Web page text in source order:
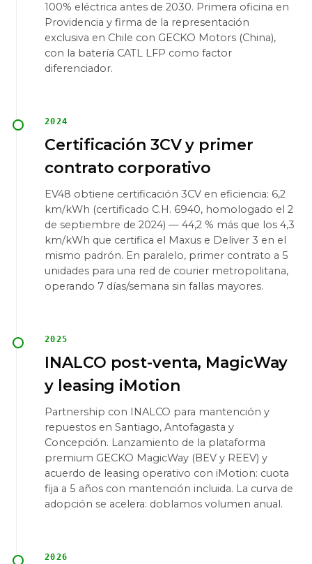
100% eléctrica antes de 2030. Primera oficina en
Providencia y firma de la representación
exclusiva en Chile con GECKO Motors (China),
con la batería CATL LFP como factor
diferenciador.
2024
Certificación 3CV y primer
contrato corporativo
EV48 obtiene certificación 3CV en eficiencia: 6,2
km/kWh (certificado C.H. 6940, homologado el 2
de septiembre de 2024) — 44,2 % más que los 4,3
km/kWh que certifica el Maxus e Deliver 3 en el
mismo padrón. En paralelo, primer contrato a 5
unidades para una red de courier metropolitana,
operando 7 días/semana sin fallas mayores.
2025
INALCO post-venta, MagicWay
y leasing iMotion
Partnership con INALCO para mantención y
repuestos en Santiago, Antofagasta y
Concepción. Lanzamiento de la plataforma
premium GECKO MagicWay (BEV y REEV) y
acuerdo de leasing operativo con iMotion: cuota
fija a 5 años con mantención incluida. La curva de
adopción se acelera: doblamos volumen anual.
2026